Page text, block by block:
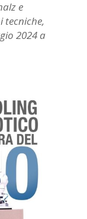
e
tecniche,
2024 a